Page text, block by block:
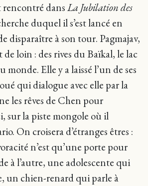
rencontré dansLa Jubilation des
duquel il s’est lancé en
disparaître à son tour. Pagmajav,
loin : des rives du Baïkal, le lac
Elle y a laissé l’un de ses
qui dialogue avec elle par la
les rêves de Chen pour
sur la piste mongole où il
On croisera d’étranges êtres :
n’est qu’une porte pour
à l’autre, une adolescente qui
un chien-renard qui parle à